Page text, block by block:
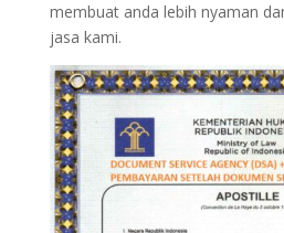
membuat anda lebih nyaman
jasa kami.